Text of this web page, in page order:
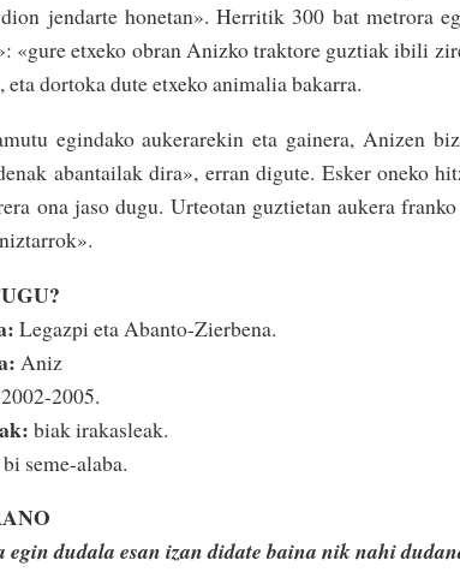
jendarte honetan». Herritik 300 bat metrora
«gure etxeko obran­ Anizko traktore­ guztiak ibi­li
eta dorto­ka dute etxeko animalia bakarra­.
egindako aukerarekin eta gainera, Anizen
abantailak dira»­, erran­ digute. Esker oneko­
ona jaso­ dugu. Urteotan guztietan aukera
Legazpi eta Abanto-Zierbena.
Aniz
2002-2005.
biak irakasleak.
bi seme-alaba.
egin dudala esan izan didate baina nik nahi